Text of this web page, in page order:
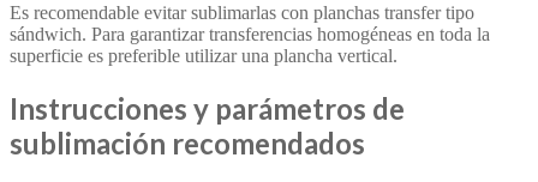
Es recomendable evitar sublimarlas con planchas transfer tipo
sándwich. Para garantizar transferencias homogéneas en toda la
superficie es preferible utilizar una plancha vertical.
Instrucciones y parámetros de
sublimación recomendados